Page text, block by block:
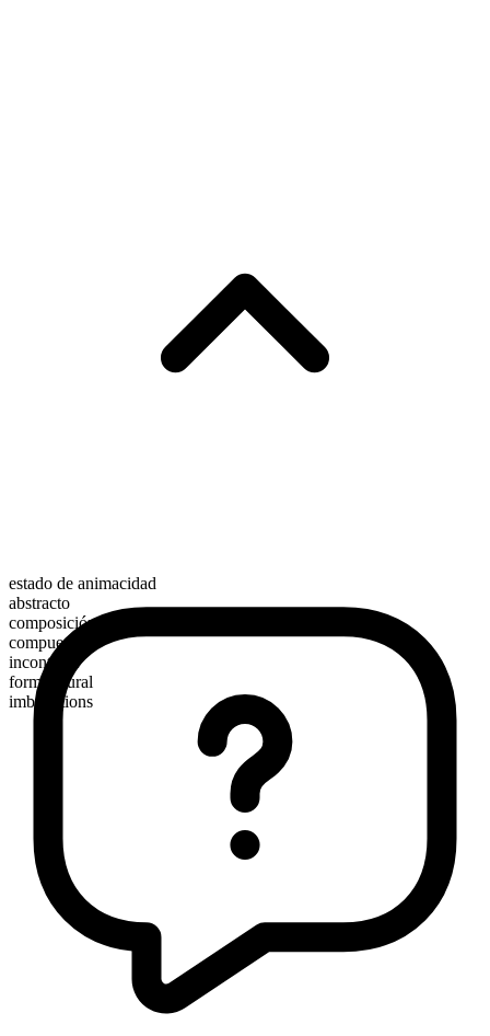
estado de animacidad
abstracto
composición morfológica
compuesto
incontable
forma plural
imbrications